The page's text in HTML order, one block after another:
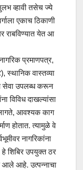
व्हावी तसेच ज्ये
एकाच ठिकाणी
राबविण्यात येत आ
प्रमाणपत्र,
स्थानिक वास्तव्या
सेवा उपलब्ध करून
विविध दाखल्यांसा
लागते, आवश्यक काग
होतात. त्यामुळे वे
नागरिकांना
हे शिबिर उपयुक्त ठर
आहे. उत्पन्नाचा